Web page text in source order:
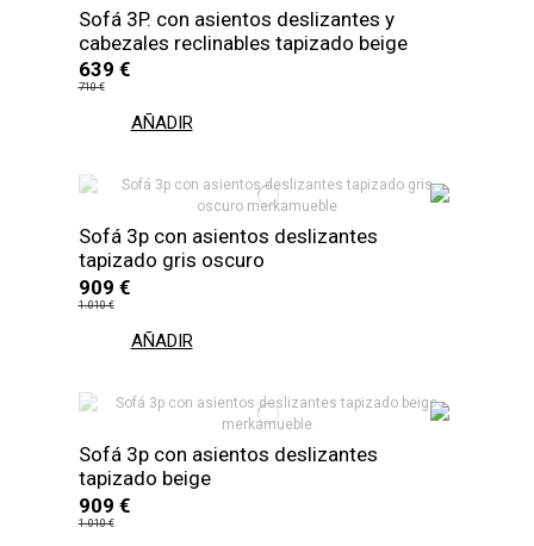
Sofá 3P. con asientos deslizantes y
cabezales reclinables tapizado beige
639 €
710 €
AÑADIR
Sofá 3p con asientos deslizantes
tapizado gris oscuro
909 €
1.010 €
AÑADIR
Sofá 3p con asientos deslizantes
tapizado beige
909 €
1.010 €